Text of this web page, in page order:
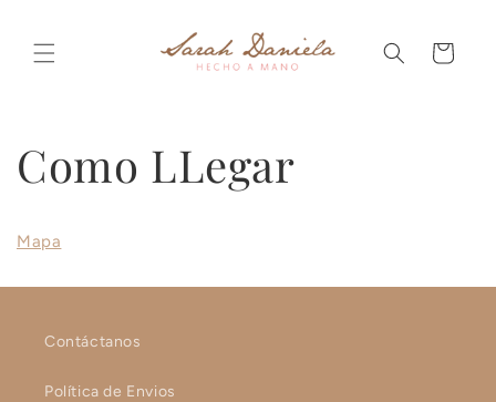
al contenido
Carrito
Como LLegar
Mapa
Contáctanos
Política de Envios